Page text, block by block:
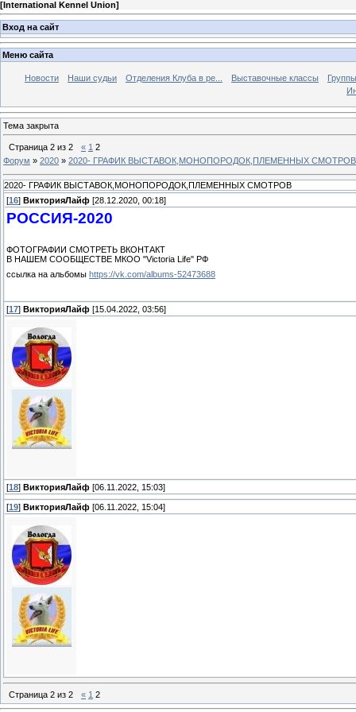
[International Kennel Union]
Вход на сайт
Меню сайта
Новости Наши судьи Отделения Клуба в ре... Выставочные классы
Тема закрыта
Страница 2 из 2 « 1 2
Форум » 2020 » 2020- ГРАФИК ВЫСТАВОК,МОНОПОРОДОК,ПЛЕМЕННЫХ СМОТРОВ
2020- ГРАФИК ВЫСТАВОК,МОНОПОРОДОК,ПЛЕМЕННЫХ СМОТРОВ
[16] ВикторияЛайф [28.12.2020, 00:18]
РОССИЯ-2020
ФОТОГРАФИИ СМОТРЕТЬ ВКОНТАКТ
В НАШЕМ СООБЩЕСТВЕ МКОО "Victoria Life" РФ
ссылка на альбомы https://vk.com/albums-52473688
[17] ВикторияЛайф [15.04.2022, 03:56]
[18] ВикторияЛайф [06.11.2022, 15:03]
[19] ВикторияЛайф [06.11.2022, 15:04]
Страница 2 из 2 « 1 2